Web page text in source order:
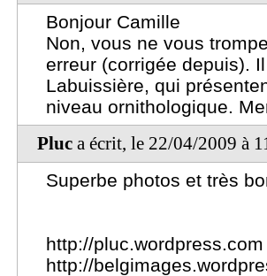
Bonjour Camille
Non, vous ne vous
erreur (corrigée depuis).
Labuissière, qui
niveau ornithologique.
Pluc a écrit, le 22/04/2009 à
Superbe photos et très
http://pluc.wordpress.com
http://